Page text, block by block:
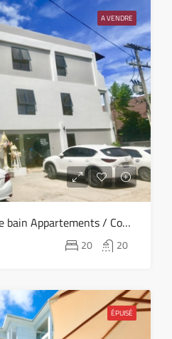
18
Août
mer
19
Août
jeu
20
Août
ven
21
sam
22
Août
A VENDRE
20 Chambre 20 Salle de bain Appartements / Condos A vendre dans Bang Rak – HS0773
20 20
ÉPUISÉ